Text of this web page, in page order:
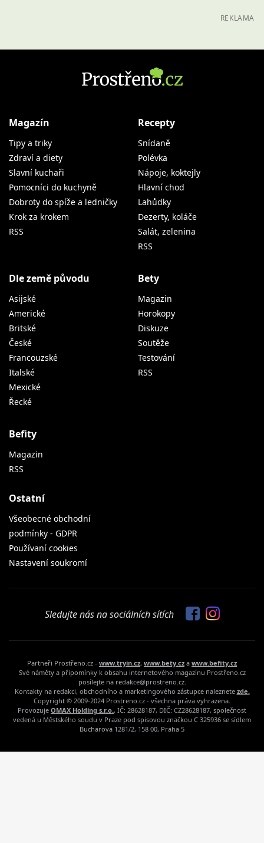
REKLAMA
Magazín
Tipy a triky
Zdraví a diety
Slavní kuchaři
Pomocníci do kuchyně
Dobroty do spíže a ledničky
Krok za krokem
RSS
Recepty
Snídaně
Polévka
Nápoje, koktejly
Hlavní chod
Lahůdky
Dezerty, koláče
Salát, zelenina
RSS
Dle země původu
Asijské
Americké
Britské
České
Francouzské
Italské
Mexické
Řecké
Bety
Magazin
Horokopy
Diskuze
Soutěže
Testování
RSS
Befity
Magazin
RSS
Ostatní
Všeobecné obchodní
podmínky - GDPR
Používaní cookies
Nastavení soukromí
Sledujte nás na sociálních sítích
Partneři Prostřeno.cz - www.tryin.cz, www.bety.cz a www.befity.cz
Své náměty a připomínky k obsahu internetového magazínu Prostřeno.cz
posílejte na redakce@prostreno.cz.
Kontakty na redakci, obchodního a marketingového zástupce naleznete zde.
Copyright © 2009-2024 Prostreno.cz - všechna práva vyhrazena.
Provozuje OMAX Holding s.r.o., IČ: 28628187, DIČ: CZ28628187, společnost
vedená u Městského soudu v Praze pod spisovou značkou C 325936 se sídlem
Bucharova 1281/2, 158 00, Praha 5